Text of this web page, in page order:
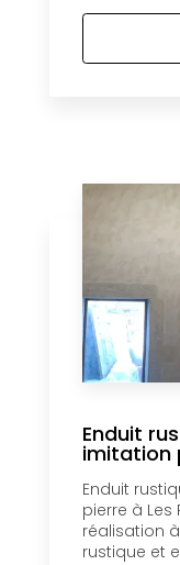
Enduit
imitation
Enduit
pierre à
réalisation
rustique et